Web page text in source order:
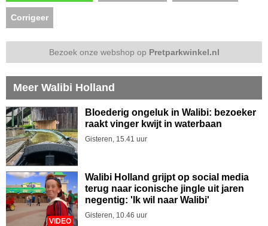
Corrigeer
Bezoek onze webshop op Pretparkwinkel.nl
Meer Walibi Holland
Bloederig ongeluk in Walibi: bezoeker
raakt vinger kwijt in waterbaan
Gisteren, 15.41 uur
VIDEO
Walibi Holland grijpt op social media
terug naar iconische jingle uit jaren
negentig: 'Ik wil naar Walibi'
Gisteren, 10.46 uur